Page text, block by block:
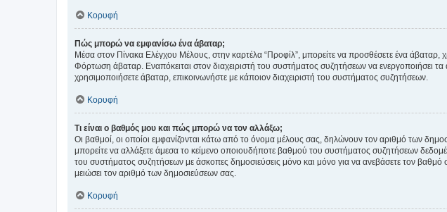
Κορυφή
Πώς μπορώ να εμφανίσω ένα άβαταρ;
Μέσα στον Πίνακα Ελέγχου Μέλους, στην καρτέλα “Προφίλ”, μπορείτε να προσθέσετε ένα
Φόρτωση άβαταρ. Εναπόκειται στον διαχειριστή του συστήματος συζητήσεων να ενεργοποιήσει
χρησιμοποιήσετε άβαταρ, επικοινωνήστε με κάποιον διαχειριστή του συστήματος συζητήσεων.
Κορυφή
Τι είναι ο βαθμός μου και πώς μπορώ να τον αλλάξω;
Οι βαθμοί, οι οποίοι εμφανίζονται κάτω από το όνομα μέλους σας, δηλώνουν τον αριθμό των
μπορείτε να αλλάξετε άμεσα το κείμενο οποιουδήποτε βαθμού του συστήματος συζητήσεων
του συστήματος συζητήσεων με άσκοπες δημοσιεύσεις μόνο και μόνο για να ανεβάσετε τον
μειώσει τον αριθμό των δημοσιεύσεων σας.
Κορυφή